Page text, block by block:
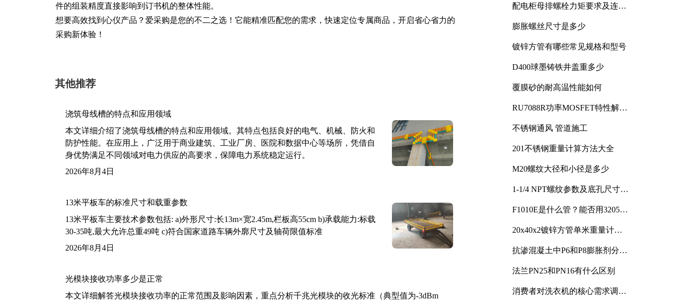
件的组装精度直接影响到订书机的整体性能。
想要高效找到心仪产品？爱采购是您的不二之选！它能精准匹配您的需求，快速定位专属商品，开启省心省力的
采购新体验！
其他推荐
浇筑母线槽的特点和应用领域
本文详细介绍了浇筑母线槽的特点和应用领域。其特点包括良好的电气、机械、防火和
防护性能。在应用上，广泛用于商业建筑、工业厂房、医院和数据中心等场所，凭借自
身优势满足不同领域对电力供应的高要求，保障电力系统稳定运行。
2026年8月4日
13米平板车的标准尺寸和载重参数
13米平板车主要技术参数包括: a)外形尺寸:长13m×宽2.45m,栏板高55cm b)承载能力:标载
30-35吨,最大允许总重49吨 c)符合国家道路车辆外廓尺寸及轴荷限值标准
2026年8月4日
光模块接收功率多少是正常
本文详细解答光模块接收功率的正常范围及影响因素，重点分析千兆光模块的收光标准（典型值为-3dBm
配电柜母排螺栓力矩要求及连接
膨胀螺丝尺寸是多少
镀锌方管有哪些常见规格和型号
D400球墨铸铁井盖重多少
覆膜砂的耐高温性能如何
RU7088R功率MOSFET特性解析
不锈钢通风 管道施工
201不锈钢重量计算方法大全
M20螺纹大径和小径是多少
1-1/4 NPT螺纹参数及底孔尺寸详
F1010E是什么管？能否用3205或
20x40x2镀锌方管单米重量计算
抗渗混凝土中P6和P8膨胀剂分别
法兰PN25和PN16有什么区别
消费者对洗衣机的核心需求调研